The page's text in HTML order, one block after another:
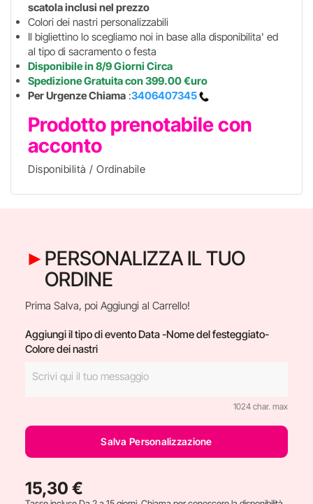
scatola inclusi nel prezzo
Colori dei nastri personalizzabili
Il bigliettino lo scegliamo noi in base alla disponibilita' ed
al tipo di sacramento o festa
Disponibile in 8/9 Giorni Circa
Spedizione Gratuita con 399.00 €uro
Per Urgenze Chiama :3406407345
Prodotto prenotabile con
acconto
Disponibilità / Ordinabile
PERSONALIZZA IL TUO
ORDINE
Prima Salva, poi Aggiungi al Carrello!
Aggiungi il tipo di evento Data -Nome del festeggiato-
Colore dei nastri
1024 char. max
Salva Personalizzazione
15,30 €